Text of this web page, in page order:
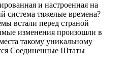
и настроенная на
система тяжелые времена?
встали перед страной
изменения произошли в
такому уникальному
Соединенные Штаты